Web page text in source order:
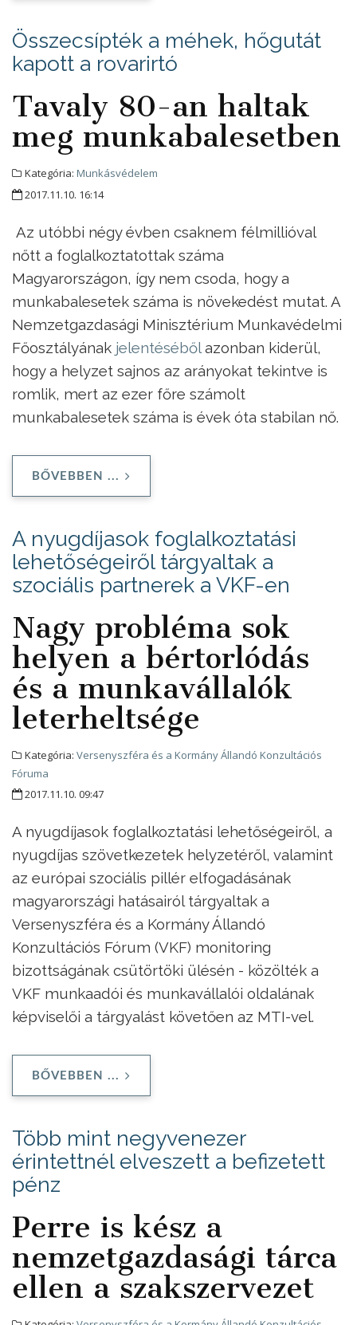
Összecsípték a méhek, hőgutát
kapott a rovarirtó
Tavaly 80-an haltak
meg munkabalesetben
Kategória: Munkásvédelem
2017.11.10. 16:14
Az utóbbi négy évben csaknem félmillióval
nőtt a foglalkoztatottak száma
Magyarországon, így nem csoda, hogy a
munkabalesetek száma is növekedést mutat. A
Nemzetgazdasági Minisztérium Munkavédelmi
Főosztályának jelentésébőlazonban kiderül,
hogy a helyzet sajnos az arányokat tekintve is
romlik, mert az ezer főre számolt
munkabalesetek száma is évek óta stabilan nő.
BŐVEBBEN ...
A nyugdíjasok foglalkoztatási
lehetőségeiről tárgyaltak a
szociális partnerek a VKF-en
Nagy probléma sok
helyen a bértorlódás
és a munkavállalók
leterheltsége
Kategória: Versenyszféra és a Kormány Állandó Konzultációs
Fóruma
2017.11.10. 09:47
A nyugdíjasok foglalkoztatási lehetőségeiről, a
nyugdíjas szövetkezetek helyzetéről, valamint
az európai szociális pillér elfogadásának
magyarországi hatásairól tárgyaltak a
Versenyszféra és a Kormány Állandó
Konzultációs Fórum (VKF) monitoring
bizottságának csütörtöki ülésén - közölték a
VKF munkaadói és munkavállalói oldalának
képviselői a tárgyalást követően az MTI-vel.
BŐVEBBEN ...
Több mint negyvenezer
érintettnél elveszett a befizetett
pénz
Perre is kész a
nemzetgazdasági tárca
ellen a szakszervezet